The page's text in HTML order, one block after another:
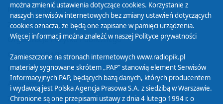
Polityka Prywatności
Zasady korzystania z Serwisu
Organizacje Pożytku Publicznego
Cyfryzacja DAB+
Polityka ochrony danych osobowych
Abonament
Zamówienia publiczne
można zmienić ustawienia dotyczące cookies. Korzystanie z
naszych serwisów internetowych bez zmiany ustawień dotyczących
cookies oznacza, że będą one zapisane w pamięci urządzenia.
Więcej informacji można znaleźć w naszej Polityce prywatności
Zamieszczone na stronach internetowych www.radiopik.pl
materiały sygnowane skrótem „PAP” stanowią element Serwisów
Informacyjnych PAP, będących bazą danych, których producentem
i wydawcą jest Polska Agencja Prasowa S.A. z siedzibą w Warszawie.
Chronione są one przepisami ustawy z dnia 4 lutego 1994 r. o